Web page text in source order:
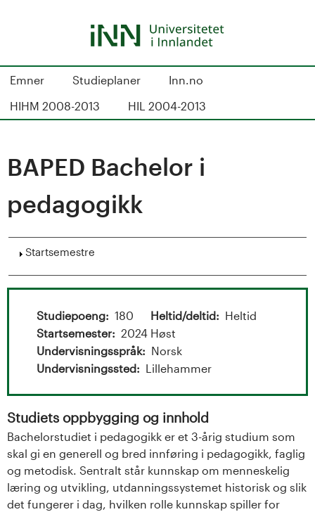
S
d
e
a
o
g
U
n
Emner Studieplaner
Inn.no
HIHM 2008-2013
HIL 2004-2013
BAPED Bachelor i
pedagogikk
Vis
Startsemestre
Studiepoeng 180 Heltid/deltid
Heltid
Startsemester
2024 Høst
Undervisningsspråk
Norsk
Undervisningssted
Lillehammer
Studiets oppbygging og innhold
Bachelorstudiet i pedagogikk er et 3-årig studium som
skal gi en generell og bred innføring i pedagogikk, faglig
og metodisk. Sentralt står kunnskap om menneskelig
læring og utvikling, utdanningssystemet historisk og slik
det fungerer i dag, hvilken rolle kunnskap spiller for